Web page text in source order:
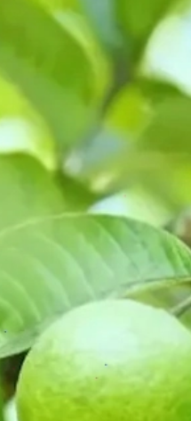
Đang mở